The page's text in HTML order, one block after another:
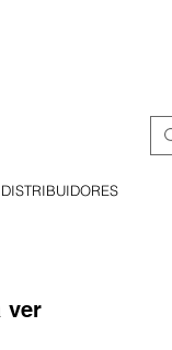
DISTRIBUIDORES
ver